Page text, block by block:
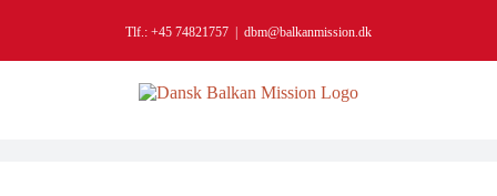
Tlf.: +45 74821757 dbm@balkanmission.dk